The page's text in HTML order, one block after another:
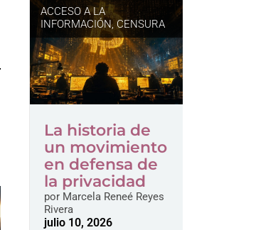
ACCESO A LA
INFORMACIÓN, CENSURA
La historia de
un movimiento
en defensa de
la privacidad
porMarcela Reneé Reyes
Rivera
julio 10, 2026